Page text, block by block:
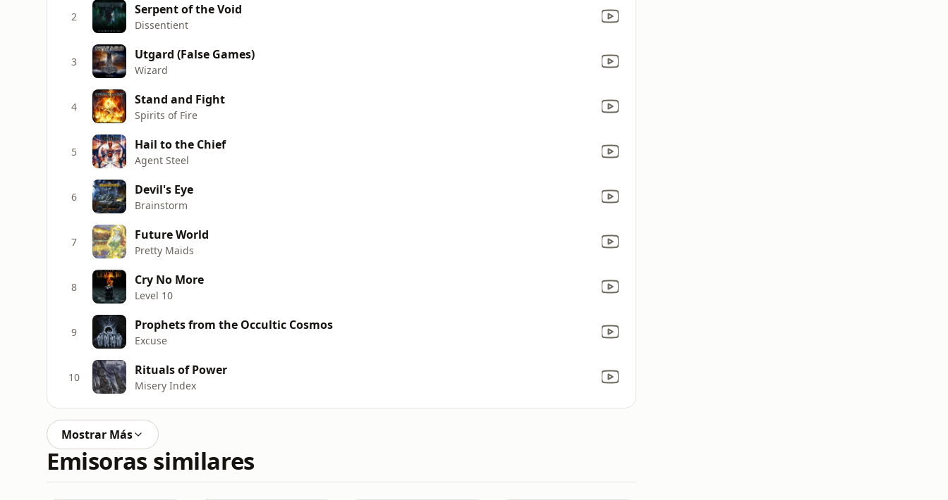
2 Serpent of the Void
Dissentient
3 Utgard (False Games)
Wizard
4 Stand and Fight
Spirits of Fire
5 Hail to the Chief
Agent Steel
6 Devil's Eye
Brainstorm
7 Future World
Pretty Maids
8 Cry No More
Level 10
9 Prophets from the Occultic Cosmos
Excuse
10 Rituals of Power
Misery Index
Mostrar Más
Emisoras similares